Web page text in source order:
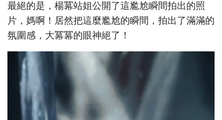
最絕的是，楊冪站姐公開了這尷尬瞬間拍出的照
片，媽啊！居然把這麼尷尬的瞬間，拍出了滿滿的
氛圍感，大冪冪的眼神絕了！